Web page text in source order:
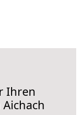
Ihren